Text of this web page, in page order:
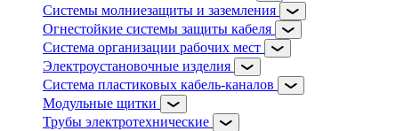
Системы молниезащиты и заземления
Огнестойкие системы защиты кабеля
Система организации рабочих мест
Электроустановочные изделия
Система пластиковых кабель-каналов
Модульные щитки
Трубы электротехнические